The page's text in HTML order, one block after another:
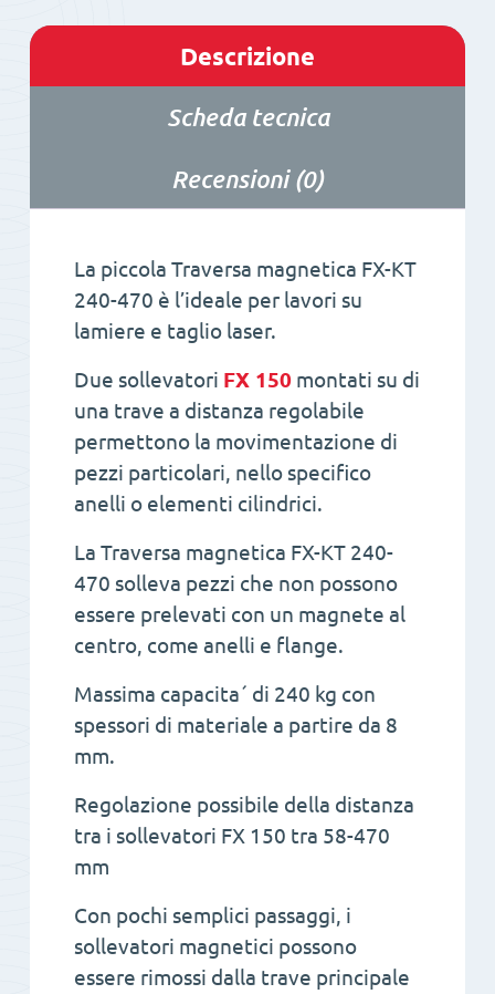
Descrizione
Scheda tecnica
Recensioni (0)
La piccola Traversa magnetica FX-KT
240-470 è l’ideale per lavori su
lamiere e taglio laser.
Due sollevatori FX 150 montati su di
una trave a distanza regolabile
permettono la movimentazione di
pezzi particolari, nello specifico
anelli o elementi cilindrici.
La Traversa magnetica FX-KT 240-
470 solleva pezzi che non possono
essere prelevati con un magnete al
centro, come anelli e flange.
Massima capacita´ di 240 kg con
spessori di materiale a partire da 8
mm.
Regolazione possibile della distanza
tra i sollevatori FX 150 tra 58-470
mm
Con pochi semplici passaggi, i
sollevatori magnetici possono
essere rimossi dalla trave principale